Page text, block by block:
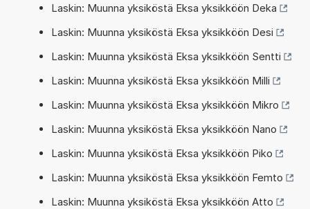
Laskin: Muunna yksiköstä Eksa yksikköön Deka
Laskin: Muunna yksiköstä Eksa yksikköön Desi
Laskin: Muunna yksiköstä Eksa yksikköön Sentti
Laskin: Muunna yksiköstä Eksa yksikköön Milli
Laskin: Muunna yksiköstä Eksa yksikköön Mikro
Laskin: Muunna yksiköstä Eksa yksikköön Nano
Laskin: Muunna yksiköstä Eksa yksikköön Piko
Laskin: Muunna yksiköstä Eksa yksikköön Femto
Laskin: Muunna yksiköstä Eksa yksikköön Atto